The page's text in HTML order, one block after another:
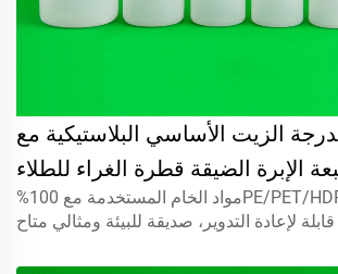
الزيت الأساسي البلاستيكية مع
الإبرة الضيقة قطرة الغراء للطلاء
المواد PE/PET/HDPE/LDPETمواد الخام المستخدمة مع 100%
لإعادة التدوير، صديقة للبيئة ومثالي متاح